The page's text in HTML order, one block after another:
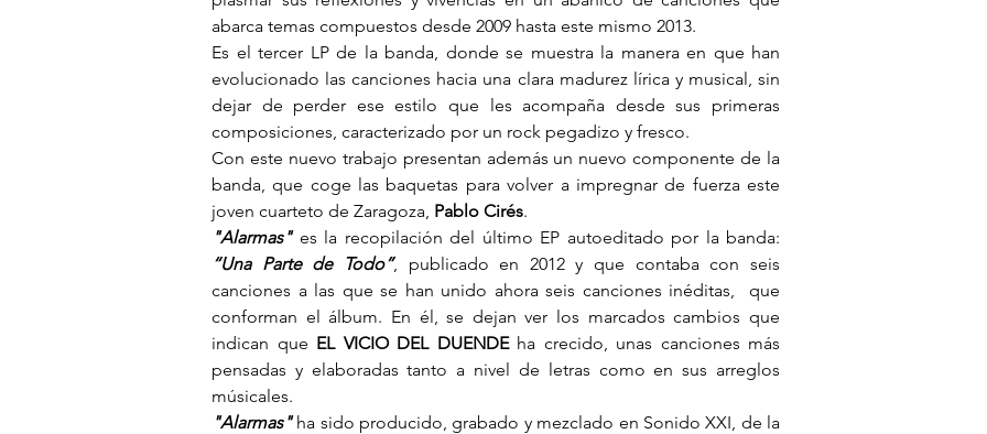
abarca temas compuestos desde 2009 hasta este mismo 2013.
Es el tercer LP de la banda, donde se muestra la manera en que han
evolucionado las canciones hacia una clara madurez lírica y musical, sin
dejar de perder ese estilo que les acompaña desde sus primeras
composiciones, caracterizado por un rock pegadizo y fresco.
Con este nuevo trabajo presentan además un nuevo componente de la
banda, que coge las baquetas para volver a impregnar de fuerza este
joven cuarteto de Zaragoza, Pablo Cirés.
"Alarmas"
“Una Parte de Todo”, publicado en 2012 y que contaba con seis
canciones a las que se han unido ahora seis canciones inéditas,  que
conforman el álbum. En él, se dejan ver los marcados cambios que
indican que EL VICIO DEL DUENDE ha crecido, unas canciones más
pensadas y elaboradas tanto a nivel de letras como en sus arreglos
músicales.
"Alarmas" ha sido producido, grabado y mezclado en Sonido XXI, de la